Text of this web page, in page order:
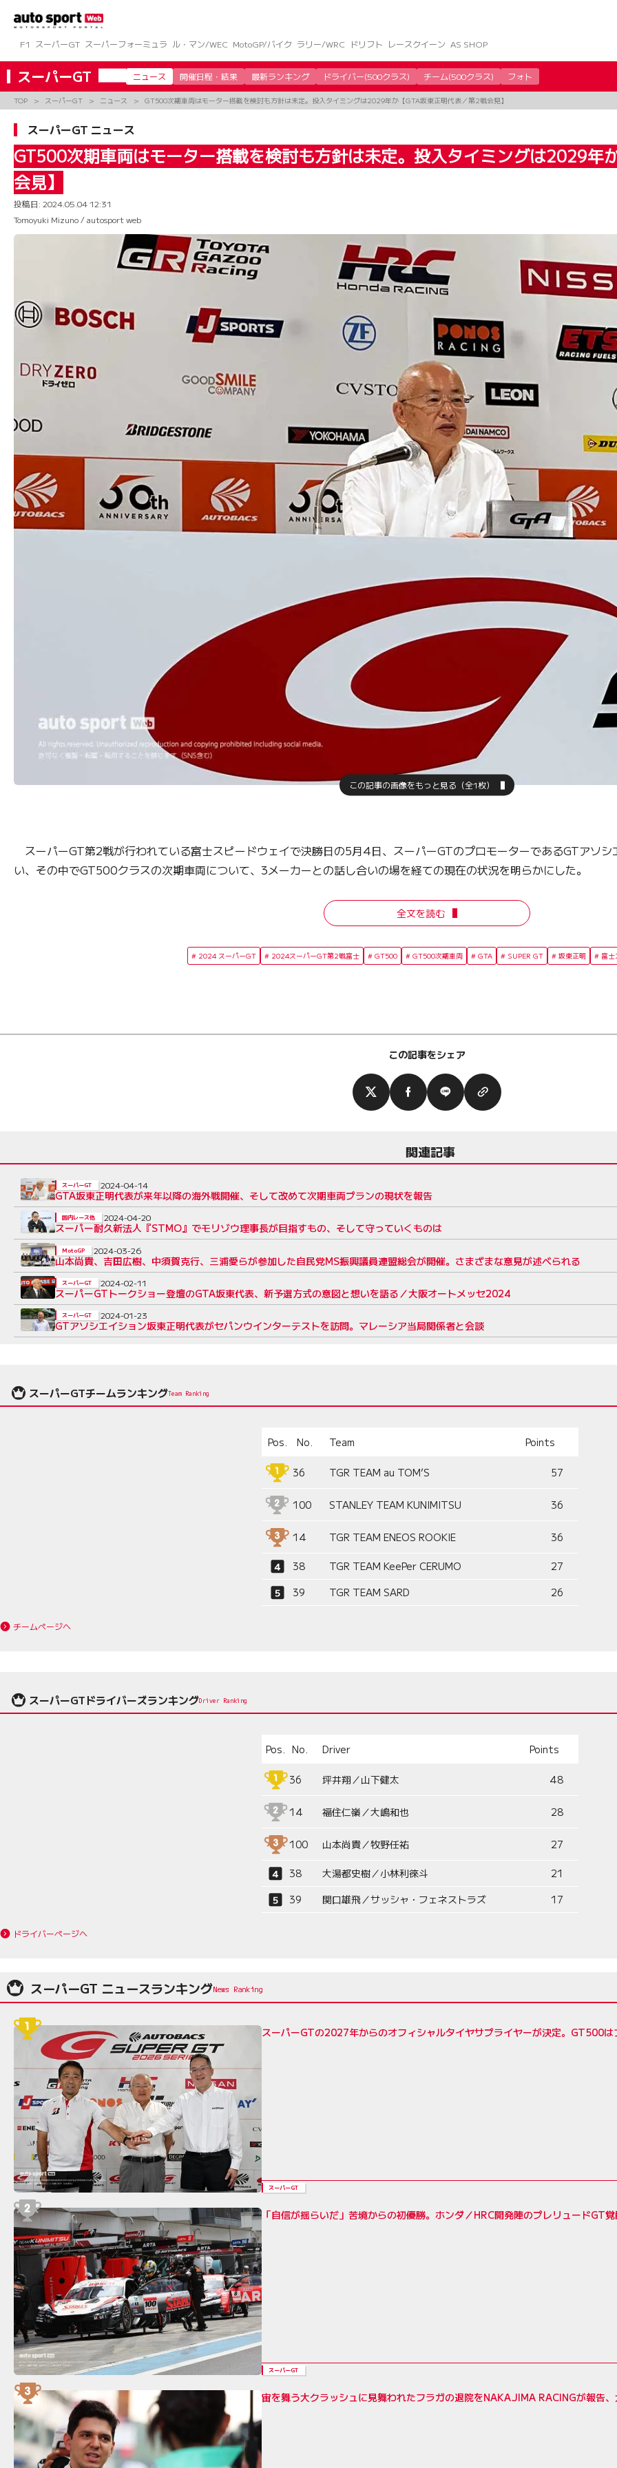
ツ
へ
ス
キ
ッ
F1
スーパーGT スーパーフォーミュラ ル・マン/WEC MotoGP/バイク ラリー/WRC ドリフト レースクイーン AS SHOP
スーパーGT ニュース 開催日程・結果 最新ランキング ドライバー(500クラス) チーム(500クラス) フォト
TOP スーパーGT ニュース GT500次期車両はモーター搭載を検討も方針は未定。投入タイミングは2029年か【GTA坂東正明代表／第2戦会見】
スーパーGT ニュース
GT500次期車両はモーター搭載を検討も方針は未定。投入タイミングは2029年
会見】
投稿日: 2024.05.04 12:31
Tomoyuki Mizuno / autosport web
この記事の画像をもっと見る（全1枚）
スーパーGT第2戦が行われている富士スピードウェイで決勝日の5月4日、スーパーGTのプロモーターであるGTアソ
い、その中でGT500クラスの次期車両について、3メーカーとの話し合いの場を経ての現在の状況を明らかにした。
全文を読む
2024 スーパーGT 2024スーパーGT第2戦富士 GT500 GT500次期車両 GTA SUPER GT 坂東正明 富
この記事をシェア
関連記事
GTA坂東正明代表が来年以降の海外戦開催、そして改めて次期車両プランの現状を報告
スーパーGT 2024-04-14
スーパー耐久新法人『STMO』でモリゾウ理事長が目指すもの、そして守っていくものは
国内レース他 2024-04-20
山本尚貴、吉田広樹、中須賀克行、三浦愛らが参加した自民党MS振興議員連盟総会が開催。さまざまな意見が述べられる
MotoGP 2024-03-26
スーパーGTトークショー登壇のGTA坂東代表、新予選方式の意図と想いを語る／大阪オートメッセ2024
スーパーGT 2024-02-11
GTアソシエイション坂東正明代表がセパンウインターテストを訪問。マレーシア当局関係者と会談
スーパーGT 2024-01-23
スーパーGTチームランキングTeam Ranking
Pos. No. Team Points
36 TGR TEAM au TOM’S 57
100 STANLEY TEAM KUNIMITSU 36
14 TGR TEAM ENEOS ROOKIE 36
38 TGR TEAM KeePer CERUMO
27
39
TGR TEAM SARD 26
チームページへ
スーパーGTドライバーズランキングDriver Ranking
Pos. No. Driver Points
36 坪井翔／山下健太 48
14 福住仁嶺／大嶋和也 28
100 山本尚貴／牧野任祐 27
38 大湯都史樹／小林利徠斗
21
39
関口雄飛／サッシャ・フェネストラズ 17
ドライバーページへ
スーパーGT ニュースランキング
スーパーGTの2027年からのオフィシャルタイヤサプライヤーが決定。GT500
スーパーGT
「自信が揺らいだ」苦境からの初優勝。ホンダ／HRC開発陣のプレリュードGT
スーパーGT
宙を舞う大クラッシュに見舞われたフラガの退院をNAKAJIMA RACINGが報告